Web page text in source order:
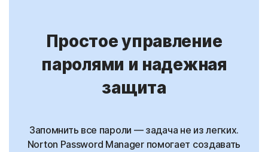
Простое управление
паролями и надежная
защита
Запомнить все пароли — задача не из легких.
Norton Password Manager помогает создавать